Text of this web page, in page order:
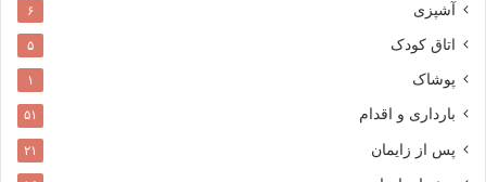
آشپزی ۶
اتاق کودک ۵
پوشاک ۱
بارداری و اقدام ۵۱
پس از زایمان ۲۱